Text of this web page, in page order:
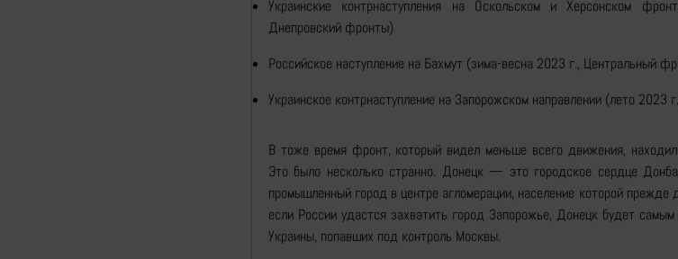
Украинские контрнаступления на Оскольском и Херсонском
Днепровский фронты)
Российское наступление на Бахмут (зима-весна 2023 г., Центральный
Украинское контрнаступление на Запорожском направлении (лето 2023
В тоже время фронт, который видел меньше всего движения,
Это было несколько странно. Донецк — это городское сердце
промышленный город в центре агломерации, население которой
если России удастся захватить город Запорожье, Донецк будет
Украины, попавших под контроль Москвы.